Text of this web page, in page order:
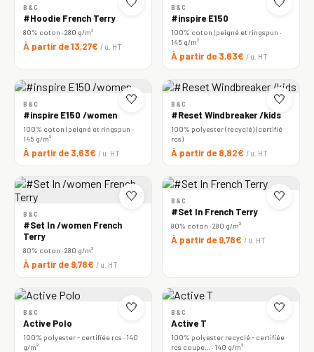
B&C
#Hoodie French Terry
80% coton · 280 g/m²
À partir de 13,27€ / u. HT
B&C
#inspire E150
100% coton (peigné et ringspun ·
145 g/m²
À partir de 3,63€ / u. HT
🤍
B&C
#inspire E150 /women
100% coton (peigné et ringspun ·
145 g/m²
À partir de 3,63€ / u. HT
🤍
B&C
#Reset Windbreaker /kids
100% polyester (recyclé) (certifié
rcs)
À partir de 8,82€ / u. HT
🤍
B&C
#Set In /women French
Terry
80% coton · 280 g/m²
À partir de 9,78€ / u. HT
🤍
B&C
#Set In French Terry
80% coton · 280 g/m²
À partir de 9,78€ / u. HT
🤍
B&C
Active Polo
100% polyester - certifiée rcs · 140
g/m²
🤍
B&C
Active T
100% polyester recyclé - certifiée
rcs coupe… · 140 g/m²